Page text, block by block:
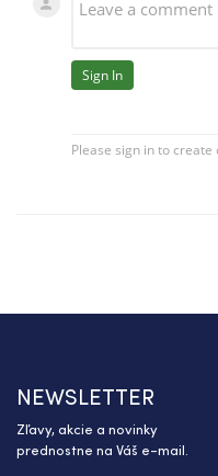
NEWSLETTER
Zľavy, akcie a novinky
prednostne na Váš e-mail.